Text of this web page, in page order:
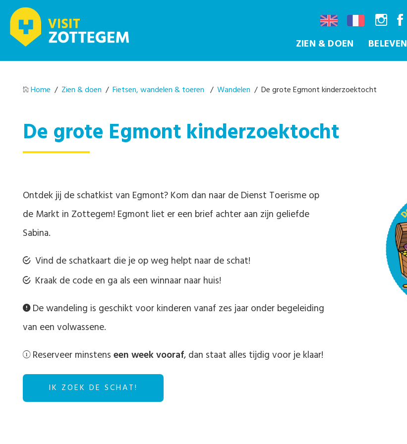
ZIEN & DOEN BELEVEN
Home / Zien & doen / Fietsen, wandelen & toeren / Wandelen / De grote Egmont kinderzoektocht
De grote Egmont kinderzoektocht
Ontdek jij de schatkist van Egmont? Kom dan naar de Dienst Toerisme op
de Markt in Zottegem! Egmont liet er een brief achter aan zijn geliefde
Sabina.
Vind de schatkaart die je op weg helpt naar de schat!
Kraak de code en ga als een winnaar naar huis!
De wandeling is geschikt voor kinderen vanaf zes jaar onder begeleiding
van een volwassene.
Reserveer minstens een week vooraf, dan staat alles tijdig voor je klaar!
IK ZOEK DE SCHAT!